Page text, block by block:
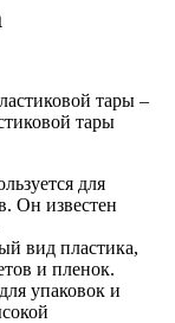
тары –
тары
для
Он известен
вид пластика,
и пленок.
упаковок и